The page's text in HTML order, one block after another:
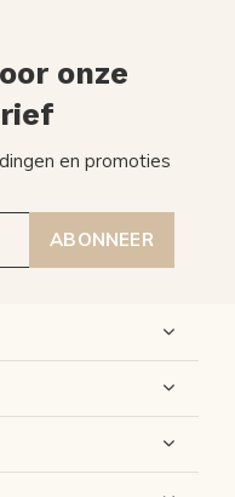
onze
en promoties
ABONNEER